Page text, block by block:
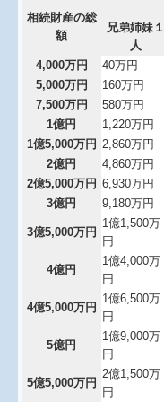
相続財産の総
額
兄弟姉妹１
人
4,000万円
40万円
5,000万円
160万円
7,500万円
580万円
1億円
1,220万円
1億5,000万円 2,860万円
2億円
4,860万円
2億5,000万円 6,930万円
3億円
9,180万円
3億5,000万円
1億1,500万
円
4億円
1億4,000万
円
4億5,000万円
1億6,500万
円
5億円
1億9,000万
円
5億5,000万円
2億1,500万
円